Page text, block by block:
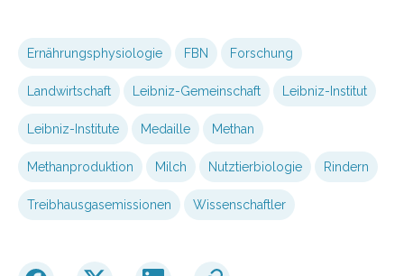
Ernährungsphysiologie FBN Forschung
Landwirtschaft Leibniz-Gemeinschaft Leibniz-Institut
Leibniz-Institute Medaille Methan
Methanproduktion Milch Nutztierbiologie Rindern
Treibhausgasemissionen Wissenschaftler